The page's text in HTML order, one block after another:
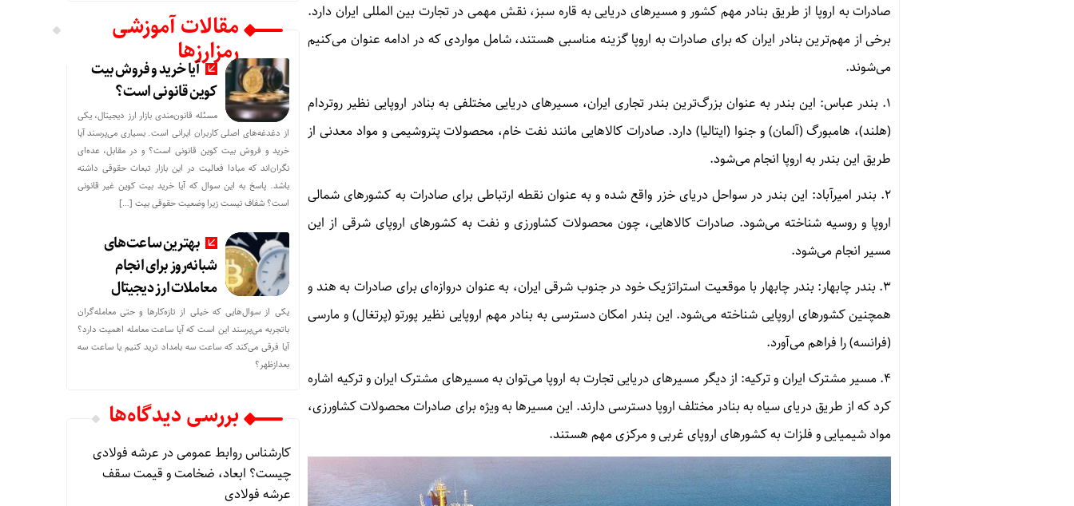
صادرات به اروپا از طریق بنادر مهم کشور و مسیرهای دریایی به قاره سبز، نقش مهمی در تجارت بین المللی ایران دارد.
برخی از مهم‌ترین بنادر ایران که برای صادرات به اروپا گزینه مناسبی هستند، شامل مواردی که در ادامه عنوان می‌کنیم
می‌شوند.
۱. بندر عباس: این بندر به عنوان بزرگ‌ترین بندر تجاری ایران، مسیر‌های دریایی مختلفی به بنادر اروپایی نظیر روتردام
(هلند)، هامبورگ (آلمان) و جنوا (ایتالیا) دارد. صادرات کالا‌هایی مانند نفت خام، محصولات پتروشیمی و مواد معدنی از
طریق این بندر به اروپا انجام می‌شود.
۲. بندر امیرآباد: این بندر در سواحل دریای خزر واقع شده و به عنوان نقطه ارتباطی برای صادرات به کشور‌های شمالی
اروپا و روسیه شناخته می‌شود. صادرات کالاهایی، چون محصولات کشاورزی و نفت به کشور‌های اروپای شرقی از این
مسیر انجام می‌شود.
۳. بندر چابهار: بندر چابهار با موقعیت استراتژیک خود در جنوب شرقی ایران، به عنوان دروازه‌ای برای صادرات به هند و
همچنین کشور‌های اروپایی شناخته می‌شود. این بندر امکان دسترسی به بنادر مهم اروپایی نظیر پورتو (پرتغال) و مارسی
(فرانسه) را فراهم می‌آورد.
۴. مسیر مشترک ایران و ترکیه: از دیگر مسیر‌های دریایی تجارت به اروپا می‌توان به مسیر‌های مشترک ایران و ترکیه اشاره
کرد که از طریق دریای سیاه به بنادر مختلف اروپا دسترسی دارند. این مسیر‌ها به ویژه برای صادرات محصولات کشاورزی،
مواد شیمیایی و فلزات به کشور‌های اروپای غربی و مرکزی مهم هستند.
مقالات آموزشی
رمزارزهاآیا خرید و فروش بیت
کوین قانونی است؟
مسئله قانون‌مندی بازار ارز دیجیتال، یکی
از دغدغه‌های اصلی کاربران ایرانی است. بسیاری می‌پرسند آیا
خرید و فروش بیت کوین قانونی است؟ و در مقابل، عده‌ای
نگران‌اند که مبادا فعالیت در این بازار تبعات حقوقی داشته
باشد. پاسخ به این سوال که آیا خرید بیت کوین غیر قانونی
است؟ شفاف نیست زیرا وضعیت حقوقی بیت‌ […]
بهترین ساعت‌های
شبانه‌روز برای انجام
معاملات ارز دیجیتال
یکی از سوال‌هایی که خیلی از تازه‌کارها و حتی معامله‌گران
باتجربه می‌پرسند این است که آیا ساعت معامله اهمیت دارد؟
آیا فرقی می‌کند که ساعت سه بامداد ترید کنیم یا ساعت سه
بعدازظهر؟
بررسی دیدگاه‌ها
کارشناس روابط عمومیدر عرشه فولادی
چیست؟ ابعاد، ضخامت و قیمت سقف
عرشه فولادی